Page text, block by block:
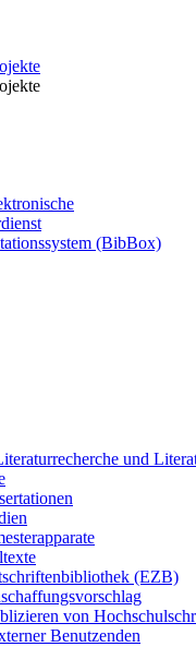
(BibBox)
und
(EZB)
von
Benutzenden